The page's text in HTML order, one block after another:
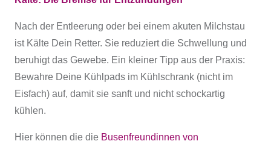
Nach der Entleerung oder bei einem akuten Milchstau
ist Kälte Dein Retter. Sie reduziert die Schwellung und
beruhigt das Gewebe. Ein kleiner Tipp aus der Praxis:
Bewahre Deine Kühlpads im Kühlschrank (nicht im
Eisfach) auf, damit sie sanft und nicht schockartig
kühlen.
Hier können die die Busenfreundinnen von